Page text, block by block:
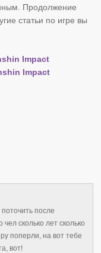
Продолжение
статьи по игре вы
Impact
Impact
после
сколько лет сколько
поперли, на вот тебе
вот!